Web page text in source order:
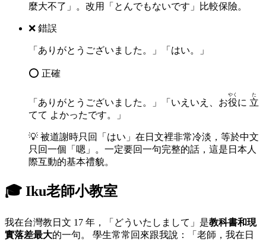
麼大不了」。改用「とんでもないです」比較保險。
❌ 錯誤
「ありがとうございました。」「はい。」
⭕ 正確
「ありがとうございました。」「いえいえ、お役
やく
に 立
た
てて よかったです。」
💡 被道謝時只回「はい」在日文裡非常冷淡，等於中文
只回一個「嗯」。一定要回一句完整的話，這是日本人
際互動的基本禮貌。
🎓 Iku老師小教室
我在台灣教日文 17 年，「どういたしまして」是教科書和現
實落差最大的一句。 學生常常回來跟我說：「老師，我在日